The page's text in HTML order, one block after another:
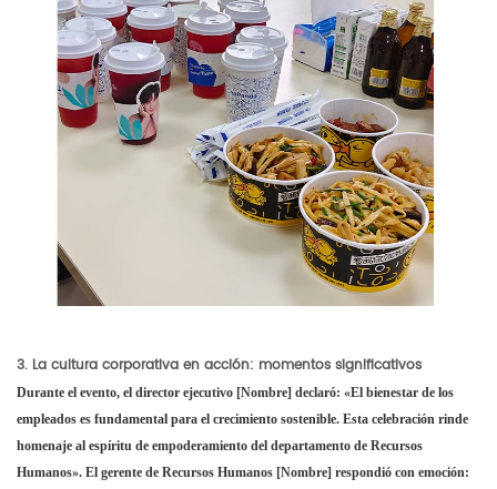
3. La cultura corporativa en acción: momentos significativos
Durante el evento, el director ejecutivo [Nombre] declaró: «El bienestar de los
empleados es fundamental para el crecimiento sostenible. Esta celebración rinde
homenaje al espíritu de empoderamiento del departamento de Recursos
Humanos». El gerente de Recursos Humanos [Nombre] respondió con emoción: